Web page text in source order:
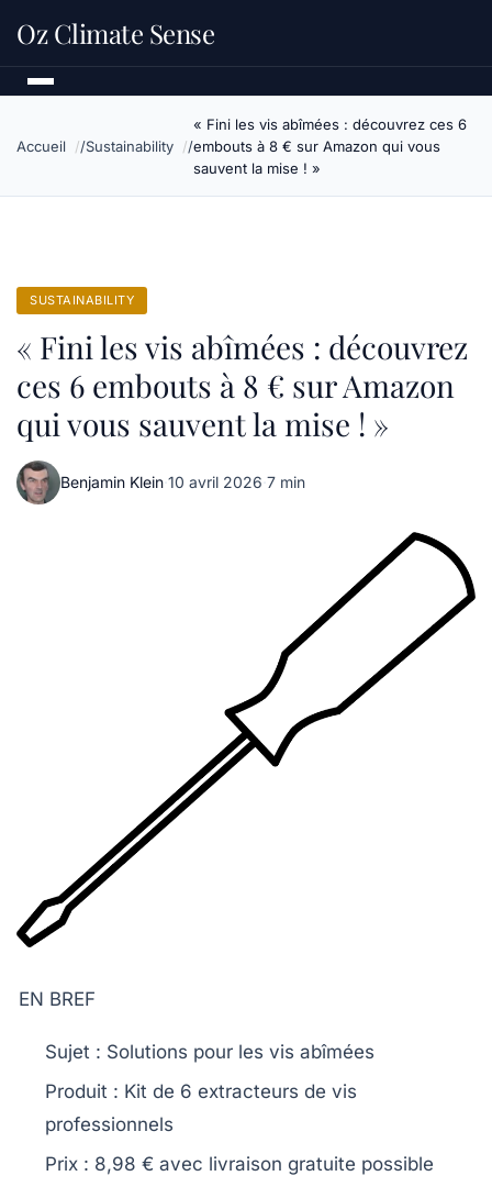
Oz Climate Sense
Accueil Sustainability
« Fini les vis abîmées : découvrez ces 6
embouts à 8 € sur Amazon qui vous
sauvent la mise ! »
SUSTAINABILITY
« Fini les vis abîmées : découvrez
ces 6 embouts à 8 € sur Amazon
qui vous sauvent la mise ! »
Benjamin Klein·10 avril 2026·7 min
EN BREF
Sujet : Solutions pour les vis abîmées
Produit : Kit de 6 extracteurs de vis
professionnels
Prix : 8,98 € avec livraison gratuite possible